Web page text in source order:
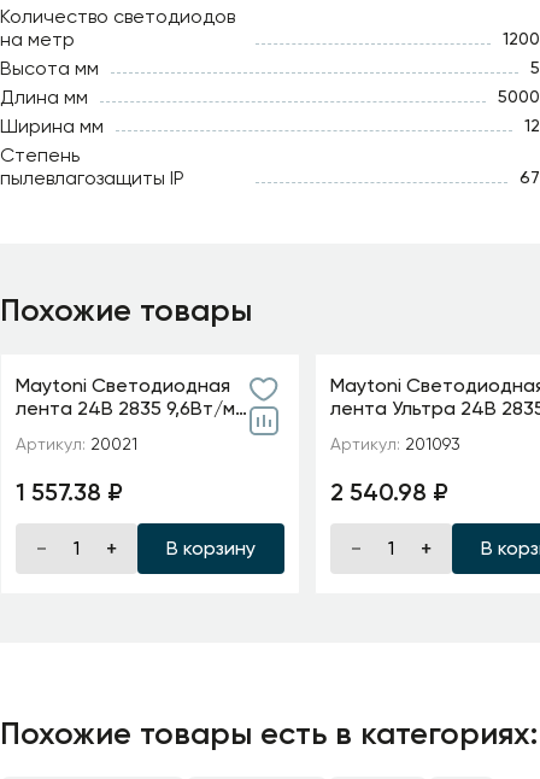
Количество светодиодов
на метр
1200
Высота мм 5
Длина мм 5000
Ширина мм 12
Степень
пылевлагозащиты IP
67
Похожие товары
Maytoni Светодиодная
лента 24В 2835 9,6Вт/м
Артикул: 20021
1 557.38 ₽
В корзину
Maytoni
лента Ультра 24В
Артикул: 201093
2 540.98 ₽
В
Похожие товары есть в категориях: